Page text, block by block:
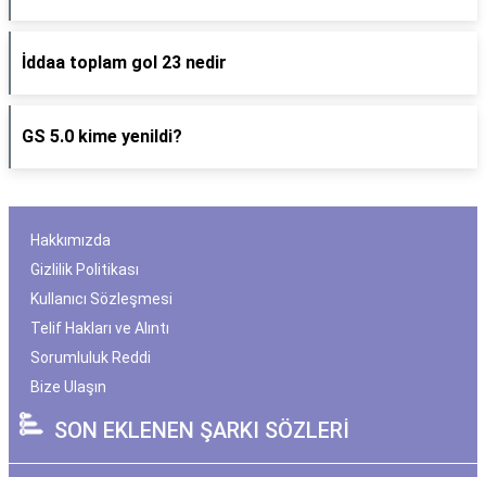
İddaa toplam gol 23 nedir
GS 5.0 kime yenildi?
Hakkımızda
Gizlilik Politikası
Kullanıcı Sözleşmesi
Telif Hakları ve Alıntı
Sorumluluk Reddi
Bize Ulaşın
SON EKLENEN ŞARKI SÖZLERİ